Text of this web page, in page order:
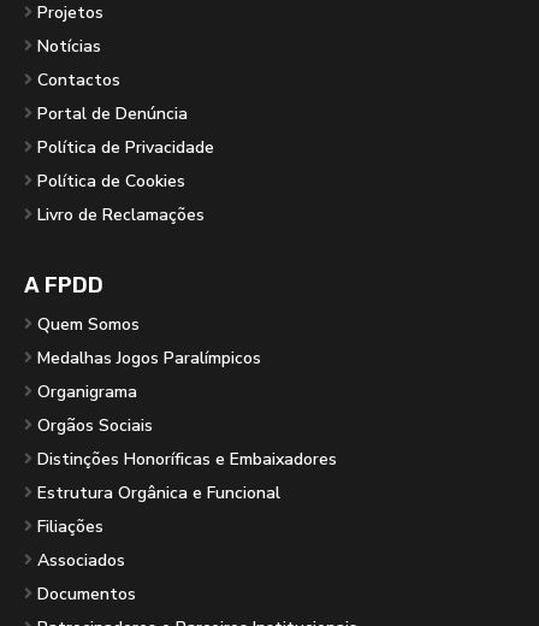
Projetos
Notícias
Contactos
Portal de Denúncia
Política de Privacidade
Política de Cookies
Livro de Reclamações
A FPDD
Quem Somos
Medalhas Jogos Paralímpicos
Organigrama
Orgãos Sociais
Distinções Honoríficas e Embaixadores
Estrutura Orgânica e Funcional
Filiações
Associados
Documentos